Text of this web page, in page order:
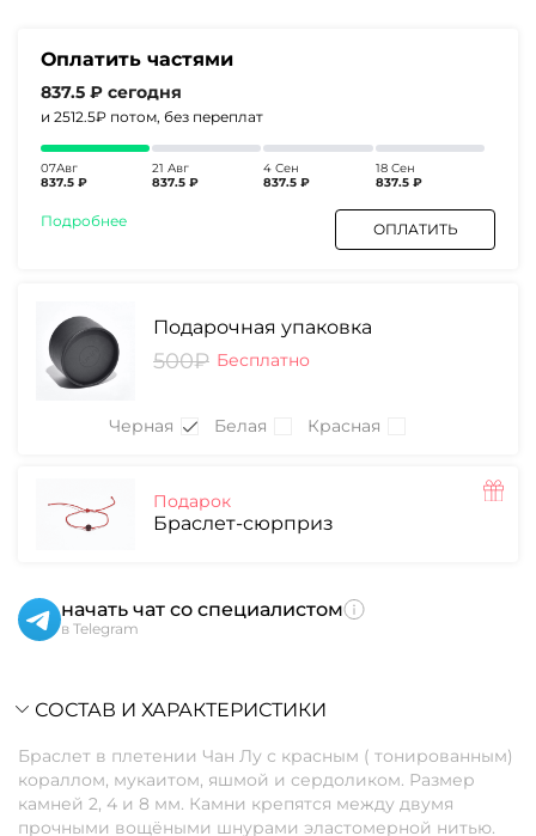
Оплатить частями
837.5 ₽ сегодня
и 2512.5₽ потом, без переплат
07Авг
837.5 ₽
21 Авг
837.5 ₽
4 Сен
837.5 ₽
18 Сен
837.5 ₽
Подробнее ОПЛАТИТЬ
Подарочная упаковка
500₽ Бесплатно
Черная Белая Красная
Подарок
Браслет-сюрприз
начать чат со специалистом
в Telegram
СОСТАВ И ХАРАКТЕРИСТИКИ
Браслет в плетении Чан Лу с красным ( тонированным)
кораллом, мукаитом, яшмой и сердоликом. Размер
камней 2, 4 и 8 мм. Камни крепятся между двумя
прочными вощёными шнурами эластомерной нитью.